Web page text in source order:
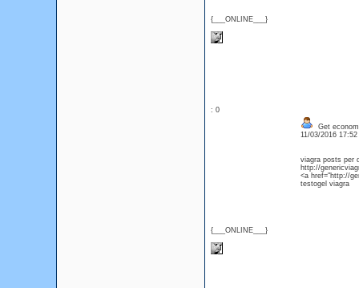
{___ONLINE___}
: 0
{___ONLINE___}
Get
11/03/2016
viagra posts per
http://
<a href="http://
testogel viagra